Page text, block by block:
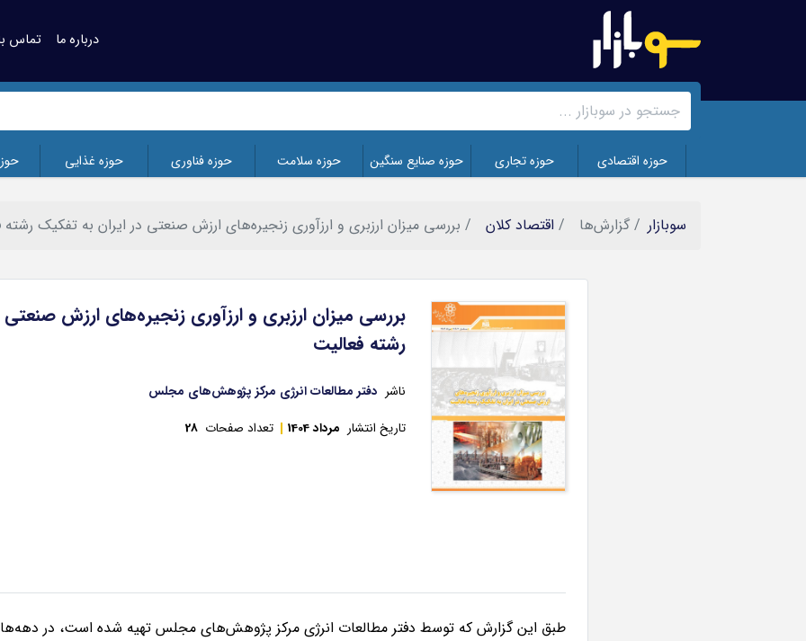
درباره ما تماس
حوزه اقتصادی حوزه تجاری حوزه صنایع سنگین حوزه سلامت حوزه فناوری حوزه غذایی
سوبازار گزارش‌ها اقتصاد کلان بررسی میزان ارزبری و ارزآوری زنجیره‌های ارزش صنعتی در ایران به تفکیک رشته
تصویر
بررسی میزان ارزبری و ارزآوری زنجیره‌های ارزش صنعتی
رشته فعالیت
ناشر دفتر مطالعات انرژی مرکز پژوهش‌های مجلس
تاریخ انتشار مرداد 1404 تعداد صفحات 28
طبق این گزارش که توسط دفتر مطالعات انرژی مرکز پژوهش‌های مجلس تهیه شده است، در